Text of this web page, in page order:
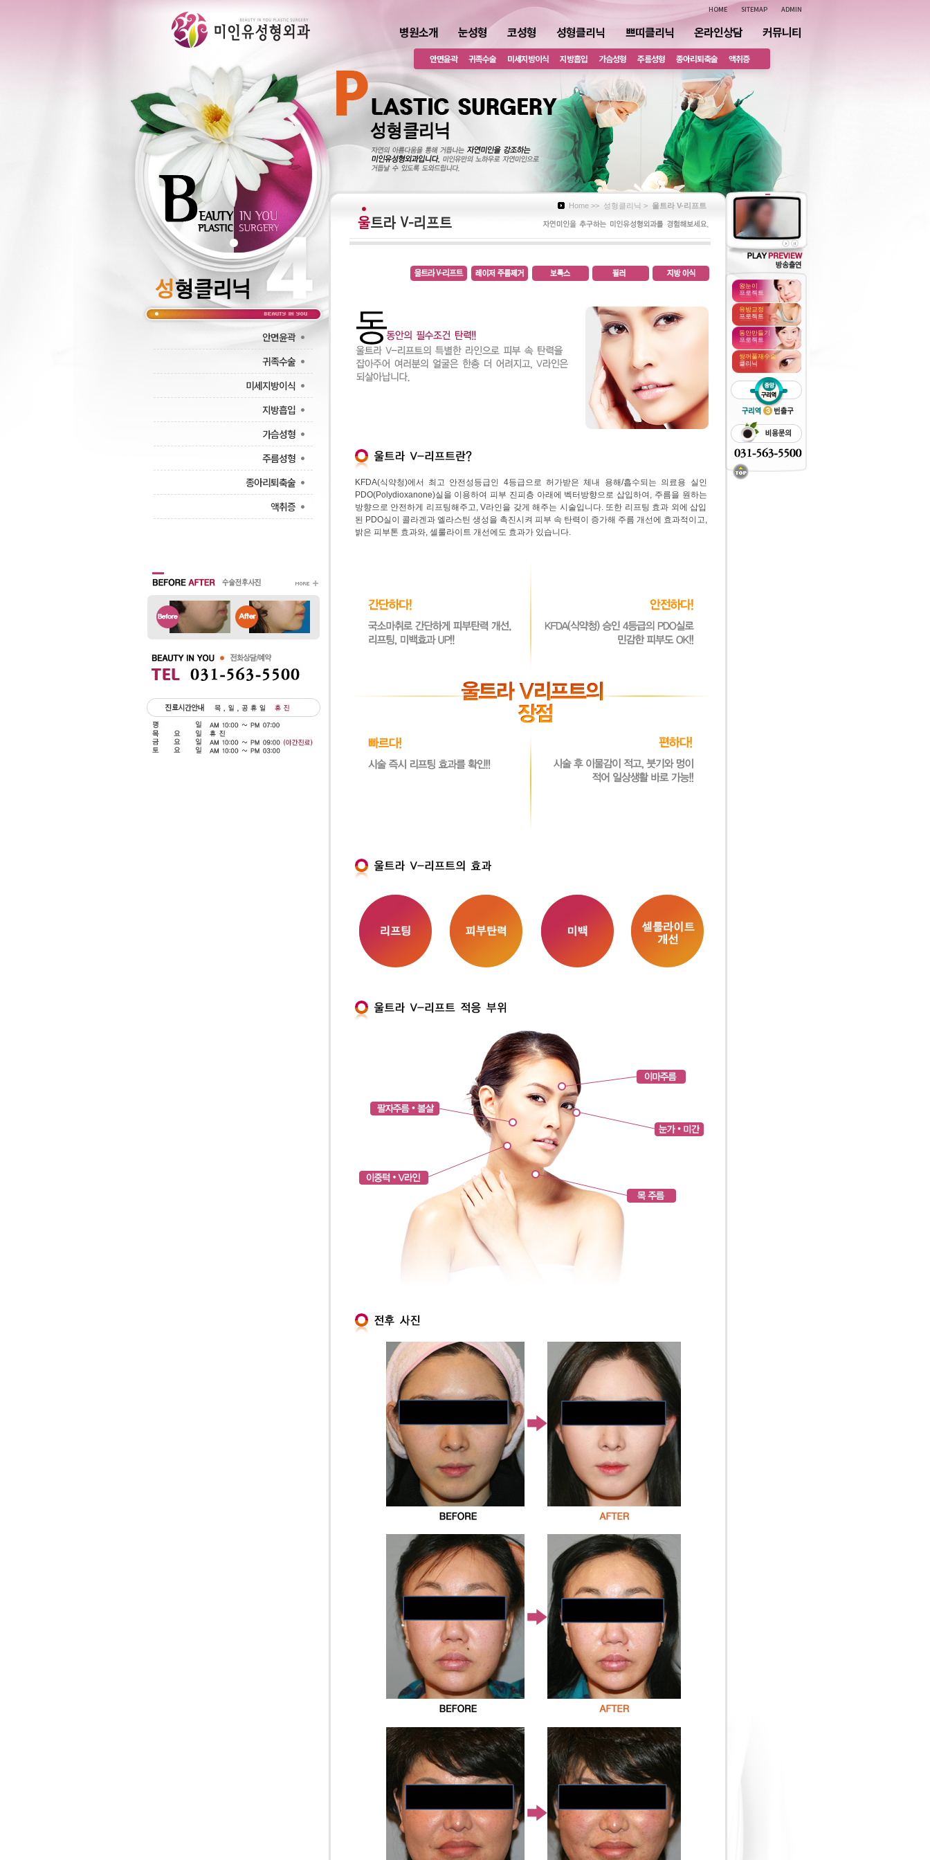
병원소개 눈성형 코성형 성형클리닉 쁘띠클리닉 온라인상담 커뮤니티
안면윤곽 귀족수술 미세지방이식 지방흡입 가슴성형 주름성형 종아리퇴축술 액취증
HOME SITEMAP ADMIN
Home >> 성형클리닉 > 울트라 V-리프트
왕눈이
프로젝트
유방교정
프로젝트
동안만들기
프로젝트
쌍꺼풀재수술
클리닉
안면윤곽 ·
귀족수술 ·
미세지방이식 ·
지방흡입 ·
가슴성형 ·
주름성형 ·
종아리퇴축술 ·
액취증 ·
KFDA(식약청)에서 최고 안전성등급인 4등급으로 허가받은 체내 용해/흡수되는 의료용 실인
PDO(Polydioxanone)실을 이용하여 피부 진피층 아래에 벡터방향으로 삽입하여, 주름을 원하는
방향으로 안전하게 리프팅해주고, V라인을 갖게 해주는 시술입니다. 또한 리프팅 효과 외에 삽입
된 PDO실이 콜라겐과 엘라스틴 생성을 촉진시켜 피부 속 탄력이 증가해 주름 개선에 효과적이고,
밝은 피부톤 효과와, 셀룰라이트 개선에도 효과가 있습니다.